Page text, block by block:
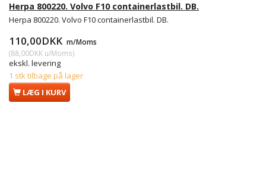
Herpa 800220. Volvo F10 containerlastbil. DB.
Herpa 800220. Volvo F10 containerlastbil. DB.
110,00DKK m/Moms
(88,00DKK u/Moms)
ekskl. levering
1 stk tilbage på lager
LÆG I KURV